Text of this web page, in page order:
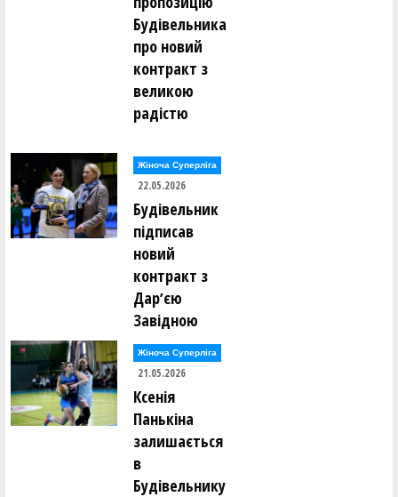
Будівельника
про новий
контракт з
великою
радістю
Жіноча Суперліга
22.05.2026
Будівельник
підписав
новий
контракт з
Дарʼєю
Завідною
Жіноча Суперліга
21.05.2026
Ксенія
Панькіна
залишається
в
Будівельнику